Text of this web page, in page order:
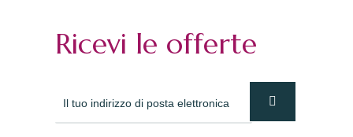
Ricevi le offerte